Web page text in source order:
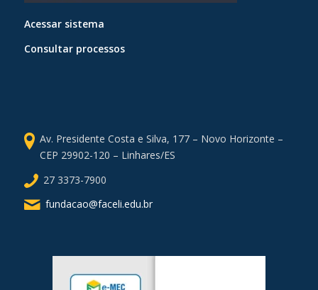
Acessar sistema
Consultar processos
Av. Presidente Costa e Silva, 177 – Novo Horizonte –
CEP 29902-120 – Linhares/ES
27 3373-7900
fundacao@faceli.edu.br